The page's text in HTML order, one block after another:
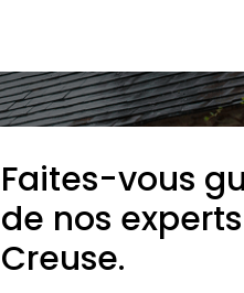
Faites-vous
de nos
Creuse.